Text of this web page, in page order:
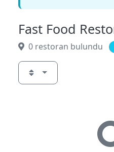
Fast Food
0 restoran bulundu